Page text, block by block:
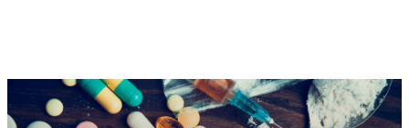
παράνομης κατοχής και μεταφοράς επιθετικού όπλου.